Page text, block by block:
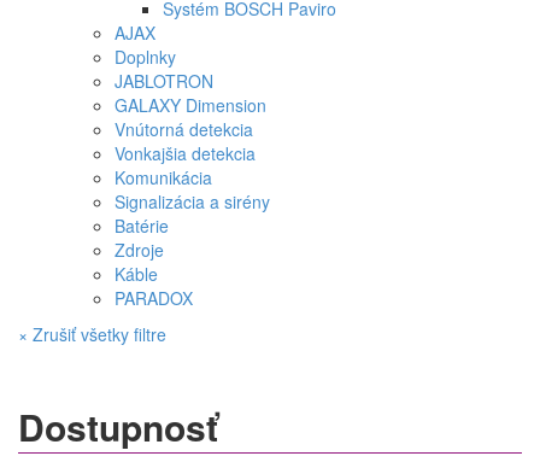
Systém BOSCH Paviro
AJAX
Doplnky
JABLOTRON
GALAXY Dimension
Vnútorná detekcia
Vonkajšia detekcia
Komunikácia
Signalizácia a sirény
Batérie
Zdroje
Káble
PARADOX
× Zrušiť všetky filtre
Dostupnosť